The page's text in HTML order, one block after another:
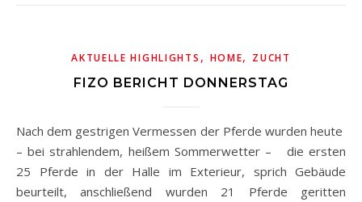
AKTUELLE HIGHLIGHTS , HOME, ZUCHT
FIZO BERICHT DONNERSTAG
Nach dem gestrigen Vermessen der Pferde wurden heute
– bei strahlendem, heißem Sommerwetter – die ersten
25 Pferde in der Halle im Exterieur, sprich Gebäude
beurteilt, anschließend wurden 21 Pferde geritten